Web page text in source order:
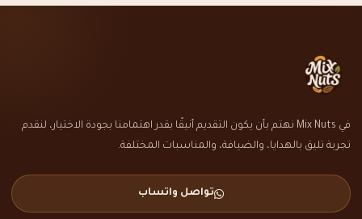
في Mix Nuts نهتم بأن يكون التقديم أنيقًا بقدر اهتمامنا بجودة الاختيار، لنقدم
تجربة تليق بالهدايا، والضيافة، والمناسبات المختلفة.
تواصل واتساب